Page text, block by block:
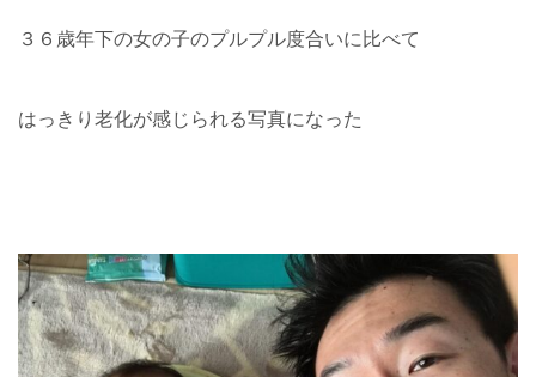
３６歳年下の女の子のプルプル度合いに比べて
はっきり老化が感じられる写真になった